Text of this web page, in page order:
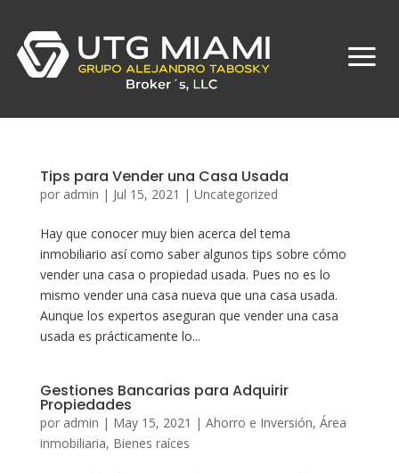
Tips para Vender una Casa Usada
por admin | Jul 15, 2021 | Uncategorized
Hay que conocer muy bien acerca del tema
inmobiliario así como saber algunos tips sobre cómo
vender una casa o propiedad usada. Pues no es lo
mismo vender una casa nueva que una casa usada.
Aunque los expertos aseguran que vender una casa
usada es prácticamente lo...
Gestiones Bancarias para Adquirir
Propiedades
por admin | May 15, 2021 | Ahorro e Inversión, Área
inmobiliaria, Bienes raíces